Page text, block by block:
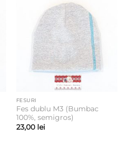
FESURI
Fes dublu M3 (Bumbac
100%, semigros)
23,00 lei